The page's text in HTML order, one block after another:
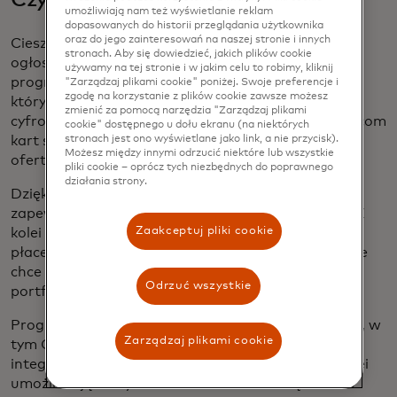
Cieszymy się, że możemy podzielić się ekscytującym
ogłoszeniem dotyczącym nowo uruchomionego
programu Mastercard: Wallet Express, programu,
który usprawnia proces włączania wielu portfeli
cyfrowych jednocześnie, oferując bankom i wydawcom
kart szybki i opłacalny sposób na rozszerzenie ich
oferty.
Dzięki włączeniu Wallet Express emitenci mogą
zapewnić swoim klientom różne portfele cyfrowe. Z
kolei konsumenci mają szeroki wachlarz sposobów
płacenia za pomocą urządzeń do noszenia. A kto nie
chce prostej płatności za pomocą preferowanego
portfela cyfrowego?
Program obsługuje obecnie różne portfele cyfrowe, w
tym Garmin Pay, Xiaomi Pay, Amazfit, a także
integratorów Fidesmo, Digiseq i Tappy, którzy z kolei
umożliwiają korzystanie z kilku marek urządzeń do
umożliwiają nam też wyświetlanie reklam
dopasowanych do historii przeglądania użytkownika
oraz do jego zainteresowań na naszej stronie i innych
stronach. Aby się dowiedzieć, jakich plików cookie
używamy na tej stronie i w jakim celu to robimy, kliknij
"Zarządzaj plikami cookie" poniżej. Swoje preferencje i
zgodę na korzystanie z plików cookie zawsze możesz
zmienić za pomocą narzędzia "Zarządzaj plikami
cookie" dostępnego u dołu ekranu (na niektórych
stronach jest ono wyświetlane jako link, a nie przycisk).
Możesz między innymi odrzucić niektóre lub wszystkie
pliki cookie – oprócz tych niezbędnych do poprawnego
działania strony.
Zaakceptuj pliki cookie
Odrzuć wszystkie
Zarządzaj plikami cookie